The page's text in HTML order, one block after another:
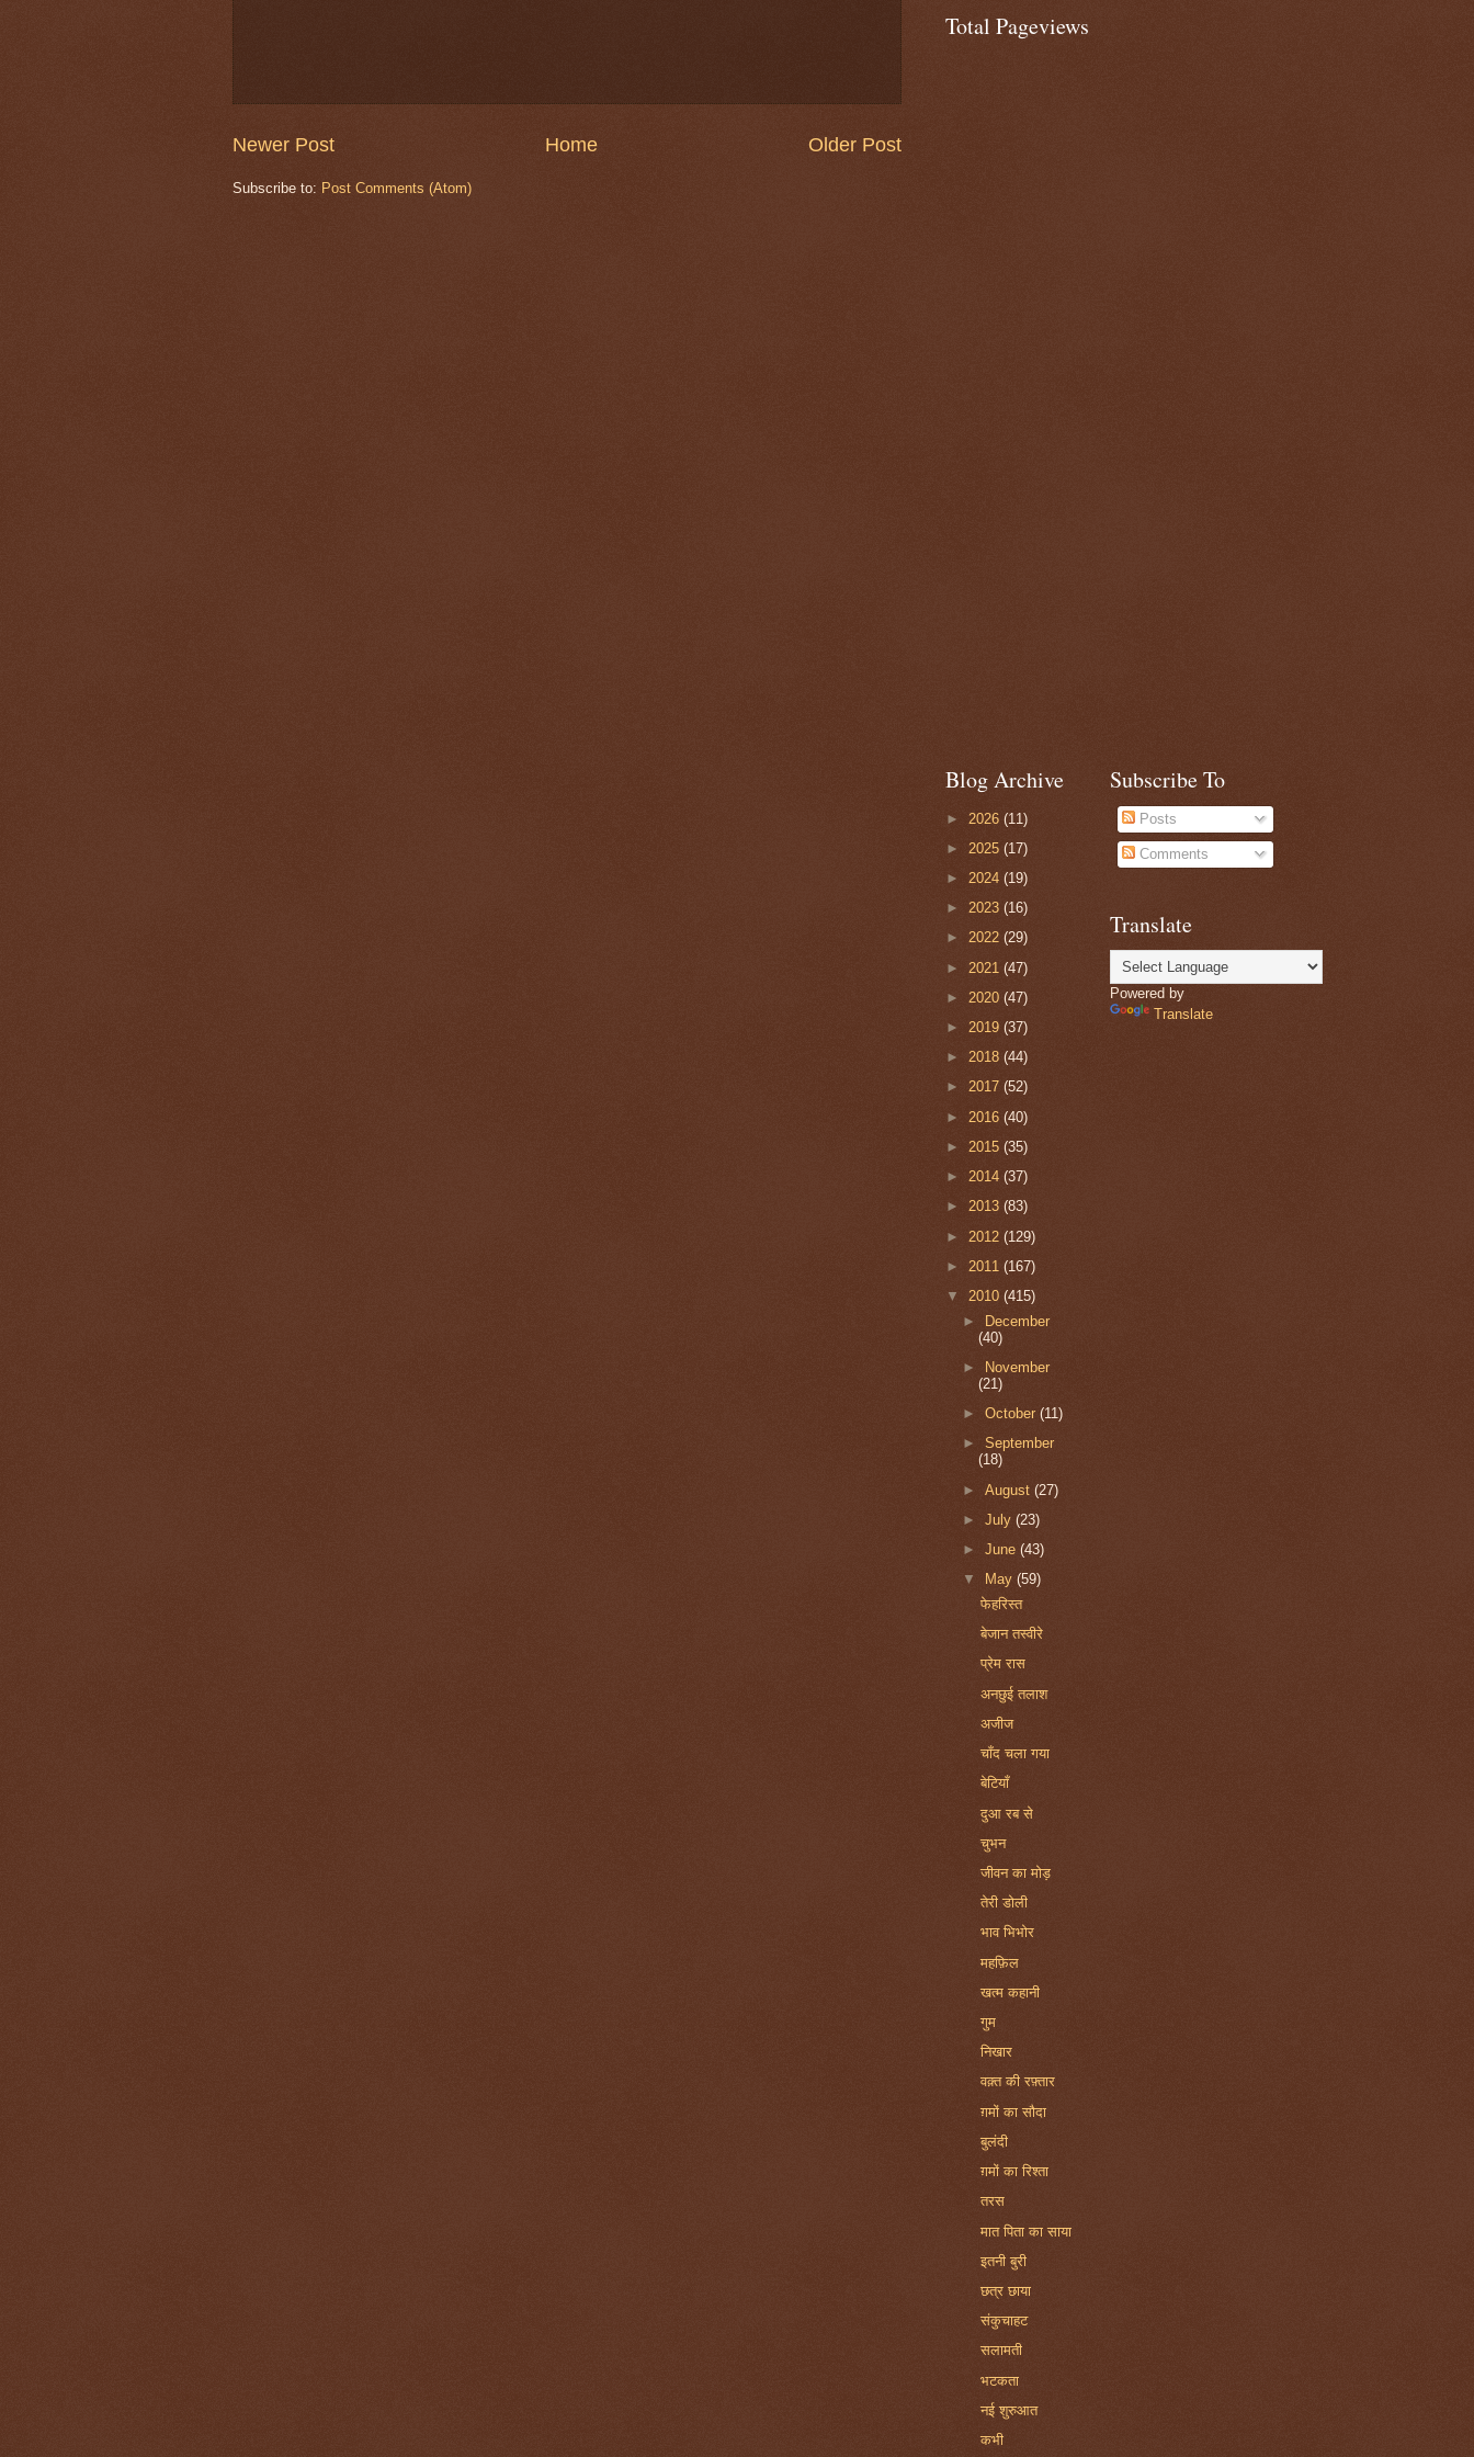
Newer Post Older Post
Home
Subscribe to: Post Comments (Atom)
Total Pageviews
Blog Archive
► 2026 (11)
► 2025 (17)
► 2024 (19)
► 2023 (16)
► 2022 (29)
► 2021 (47)
► 2020 (47)
► 2019 (37)
► 2018 (44)
► 2017 (52)
► 2016 (40)
► 2015 (35)
► 2014 (37)
► 2013 (83)
► 2012 (129)
► 2011 (167)
▼ 2010 (415)
► December
(40)
►
November
(21)
►October(11)
►September
(18)
►August(27)
►July(23)
►June(43)
▼
May(59)
फेहरिस्त
बेजान तस्वीरे
प्रेम रास
अनछुई तलाश
अजीज
चाँद चला गया
बेटियाँ
दुआ रब से
चुभन
जीवन का मोड़
तेरी डोली
भाव भिभोर
महफ़िल
खत्म कहानी
गुम
निखार
वक़्त की रफ़्तार
ग़मों का सौदा
बुलंदी
ग़मों का रिश्ता
तरस
मात पिता का साया
इतनी बुरी
छत्र छाया
संकुचाहट
सलामती
भटकता
नई शुरुआत
कभी
Subscribe To
Posts
Comments
Translate
Powered by
Translate